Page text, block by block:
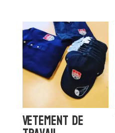
Vetement de